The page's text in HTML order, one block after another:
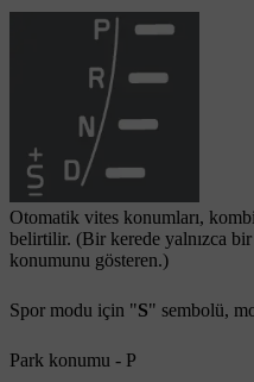
Otomatik vites konumları,
belirtilir. (Bir kerede yalnızca
konumunu gösteren.)
Spor modu için "S" sembolü,
Park konumu - P